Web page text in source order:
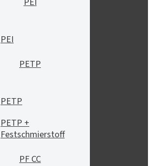
PEI
PETP
PETP
PETP +
Festschmierstoff
PF CC